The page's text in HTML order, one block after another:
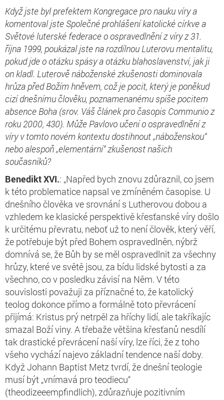
Když jste byl prefektem Kongregace pro nauku víry a
komentoval jste Společné prohlášení katolické církve a
Světové luterské federace o ospravedlnění z víry z 31.
října 1999, poukázal jste na rozdílnou Luterovu mentalitu,
pokud jde o otázku spásy a otázku blahoslavenství, jak ji
on kladl. Luterově náboženské zkušenosti dominovala
hrůza před Božím hněvem, což je pocit, který je poněkud
cizí dnešnímu člověku, poznamenanému spíše pocitem
absence Boha (srov. Váš článek pro časopis Communio z
roku 2000, 430). Může Pavlovo učení o ospravedlnění z
víry v tomto novém kontextu dostihnout „náboženskou“
nebo alespoň „elementární“ zkušenost našich
současníků?
Benedikt XVI.: „Napřed bych znovu zdůraznil, co jsem
k této problematice napsal ve zmíněném časopise. U
dnešního člověka ve srovnání s Lutherovou dobou a
vzhledem ke klasické perspektivě křesťanské víry došlo
k určitému převratu, neboť už to není člověk, který věří,
že potřebuje být před Bohem ospravedlněn, nýbrž
domnívá se, že Bůh by se měl ospravedlnit za všechny
hrůzy, které ve světě jsou, za bídu lidské bytosti a za
všechno, co v posledku závisí na Něm. V této
souvislosti považuji za příznačné to, že katolický
teolog dokonce přímo a formálně toto převrácení
přijímá: Kristus prý netrpěl za hříchy lidí, ale takříkajíc
smazal Boží viny. A třebaže většina křesťanů nesdílí
tak drastické převrácení naší víry, lze říci, že z toho
všeho vychází najevo základní tendence naší doby.
Když Johann Baptist Metz tvrdí, že dnešní teologie
musí být „vnímavá pro teodiecu“
(theodizeeempfindlich), zdůrazňuje pozitivním